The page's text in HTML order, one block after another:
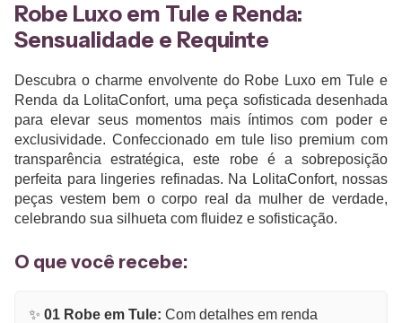
Robe Luxo em Tule e Renda:
Sensualidade e Requinte
Descubra o charme envolvente do Robe Luxo em Tule e
Renda da LolitaConfort, uma peça sofisticada desenhada
para elevar seus momentos mais íntimos com poder e
exclusividade. Confeccionado em tule liso premium com
transparência estratégica, este robe é a sobreposição
perfeita para lingeries refinadas. Na LolitaConfort, nossas
peças vestem bem o corpo real da mulher de verdade,
celebrando sua silhueta com fluidez e sofisticação.
O que você recebe:
✨ 01 Robe em Tule: Com detalhes em renda